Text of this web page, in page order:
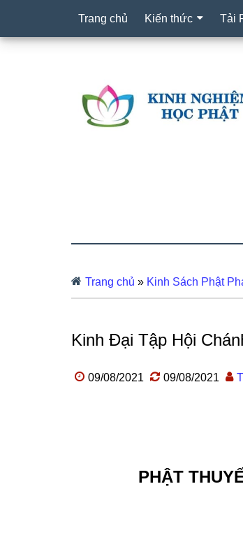
Trang chủ Kiến thức Tải
Trang chủ » Kinh Sách Phật
Kinh Đại Tập Hội
09/08/2021 09/08/2021
PHẬT